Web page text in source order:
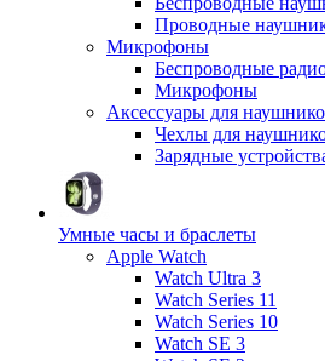
Проводные
Микрофоны
Беспроводные
Микрофоны
Аксессуары для
Чехлы для
Зарядные
Умные часы и браслеты
Apple Watch
Watch Ultra 3
Watch Series 11
Watch Series 10
Watch SE 3